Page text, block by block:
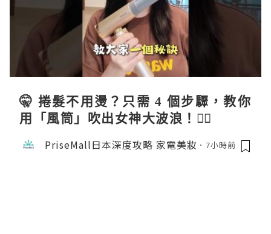
🤫 捲髮不用燙？只需 4 個步驟，教你
用「風筒」吹出女神大波浪！💇‍♀️
PriseMall日本深度攻略 家電美妝 7小時前